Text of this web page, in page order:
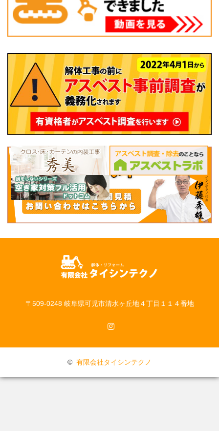
〒509-0248 岐阜県可児市清水ヶ丘地４丁目１１４番地
© 有限会社タイシンテクノ